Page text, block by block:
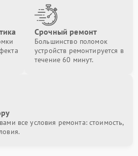
Срочный ремонт
Большинство поломок
устройств ремонтируется в
течение 60 минут.
все условия ремонта: стоимость,